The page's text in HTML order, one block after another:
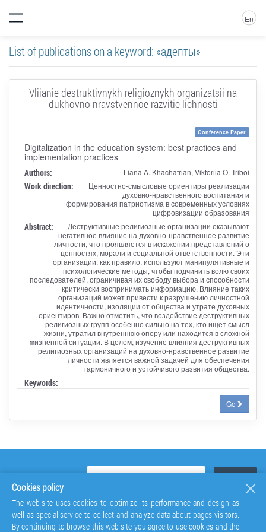
En
List of publications on a keyword: «адепты»
Vliianie destruktivnykh religioznykh organizatsii na
dukhovno-nravstvennoe razvitie lichnosti
Conference Paper
Digitalization in the education system: best practices and
implementation practices
Authors: Liana A. Khachatrian, Viktoriia O. Triboi
Work direction:
Ценностно-смысловые ориентиры реализации
духовно-нравственного воспитания и
формирования патриотизма в современных условиях
цифровизации образования
Abstract:
Деструктивные религиозные организации оказывают
негативное влияние на духовно-нравственное развитие
личности, что проявляется в искажении представлений о
ценностях, морали и социальной ответственности. Эти
организации, как правило, используют манипулятивные и
психологические методы, чтобы подчинить волю своих
последователей, ограничивая их свободу выбора и способности
критически воспринимать информацию. Влияние таких
организаций может привести к разрушению личностной
идентичности, изоляции от общества и утрате духовных
ориентиров. Важно отметить, что воздействие деструктивных
религиозных групп особенно сильно на тех, кто ищет смысл
жизни, утратил внутреннюю опору или находится в сложной
жизненной ситуации. В целом, изучение влияния деструктивных
религиозных организаций на духовно-нравственное развитие
личности является важной задачей для обеспечения
гармоничного и устойчивого развития общества.
Keywords:
Go
Cookies policy
The web-site uses cookies to optimize its performance and design as
well as special service to collect and analyze data about pages visitors.
By continuing to browse this web-site you agree to use cookies and the